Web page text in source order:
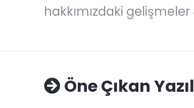
hakkımızdaki
Öne Çıkan